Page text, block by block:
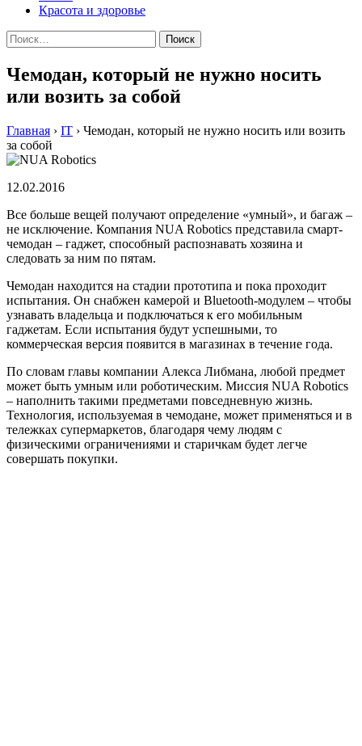
Красота и здоровье
Найти:
Чемодан, который не нужно носить
или возить за собой
Главная › IT › Чемодан, который не нужно носить или возить
за собой
12.02.2016
Все больше вещей получают определение «умный», и багаж –
не исключение. Компания NUA Robotics представила смарт-
чемодан – гаджет, способный распознавать хозяина и
следовать за ним по пятам.
Чемодан находится на стадии прототипа и пока проходит
испытания. Он снабжен камерой и Bluetooth-модулем – чтобы
узнавать владельца и подключаться к его мобильным
гаджетам. Если испытания будут успешными, то
коммерческая версия появится в магазинах в течение года.
По словам главы компании Алекса Либмана, любой предмет
может быть умным или роботическим. Миссия NUA Robotics
– наполнить такими предметами повседневную жизнь.
Технология, используемая в чемодане, может применяться и в
тележках супермаркетов, благодаря чему людям с
физическими ограничениями и старичкам будет легче
совершать покупки.